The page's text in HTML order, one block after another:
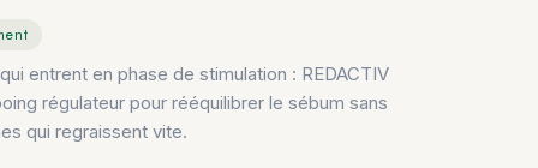
entrent en phase de stimulation : REDACTIV
régulateur pour rééquilibrer le sébum sans
qui regraissent vite.